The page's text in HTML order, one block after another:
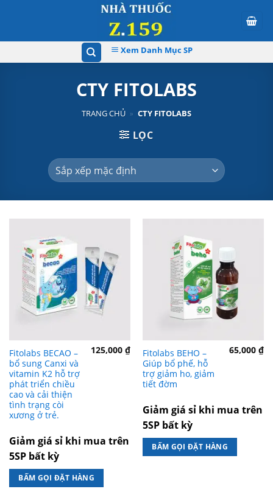
Xem Danh Mục SP
CTY FITOLABS
TRANG CHỦ » CTY FITOLABS
LỌC
Fitolabs BECAO –
bổ sung Canxi và
vitamin K2 hỗ trợ
phát triển chiều
cao và cải thiện
tình trạng còi
xương ở trẻ.
125,000₫
Giảm giá sỉ khi mua trên
5SP bất kỳ
BẤM GỌI ĐẶT HÀNG
Fitolabs BEHO –
Giúp bổ phế, hỗ
trợ giảm ho, giảm
tiết đờm
65,000₫
Giảm giá sỉ khi mua trên
5SP bất kỳ
BẤM GỌI ĐẶT HÀNG